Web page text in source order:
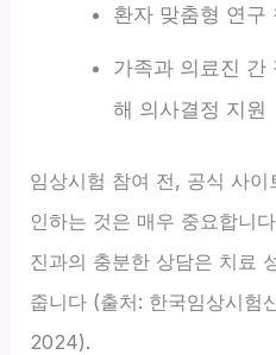
환자 맞춤형 연구
가족과 의료진 간
해 의사결정 지원
임상시험 참여 전, 공식 사
인하는 것은 매우 중요합니
진과의 충분한 상담은 치료
줍니다 (출처: 한국임상시험
2024).